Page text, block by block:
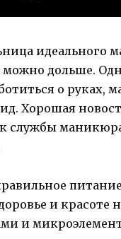
идеального
можно дольше.
о руках,
Хорошая
службы
и красоте
и